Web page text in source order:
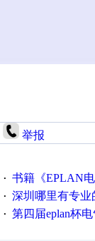
举报
· 书籍《EPLAN
· 深圳哪里有专业
· 第四届eplan杯电气工